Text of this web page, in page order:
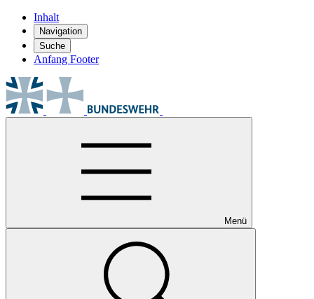
Inhalt
Navigation
Suche
Anfang Footer
Menü